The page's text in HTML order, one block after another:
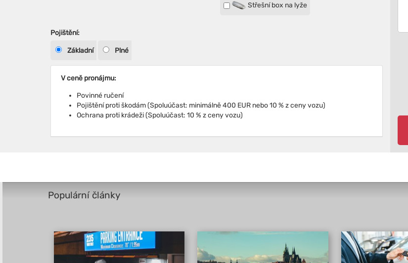
Střešní box na lyže
Pojištění:
Základní Plné
V ceně pronájmu:
Povinné ručení
Pojištění proti škodám (Spoluúčast: minimálně 400 EUR nebo 10 % z ceny vozu)
Ochrana proti krádeži (Spoluúčast: 10 % z ceny vozu)
Populární články